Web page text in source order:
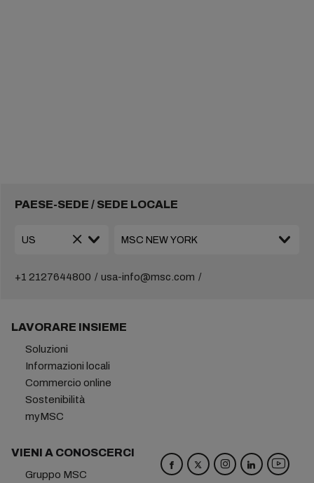
PAESE-SEDE / SEDE LOCALE
+1 2127644800 usa-info@msc.com
LAVORARE INSIEME
Soluzioni
Informazioni locali
Commercio online
Sostenibilità
myMSC
VIENI A CONOSCERCI
Gruppo MSC